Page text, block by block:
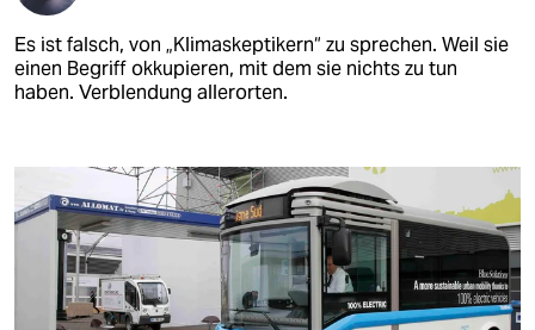
Es ist falsch, von „Klimaskeptikern“ zu sprechen. Weil sie
einen Begriff okkupieren, mit dem sie nichts zu tun
haben. Verblendung allerorten.